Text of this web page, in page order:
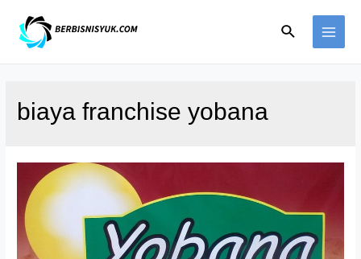
content
Search
biaya franchise yobana